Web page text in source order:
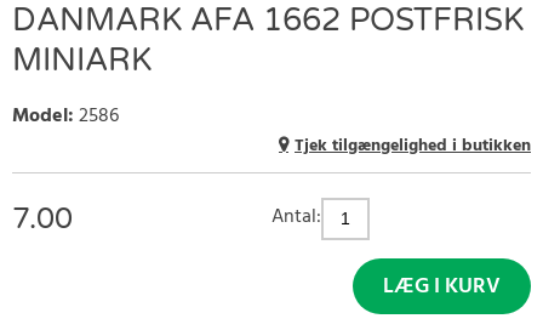
DANMARK AFA 1662 POSTFRISK
MINIARK
Model:2586
Tjek tilgængelighed i butikken
7.00 Antal:
LÆG I KURV